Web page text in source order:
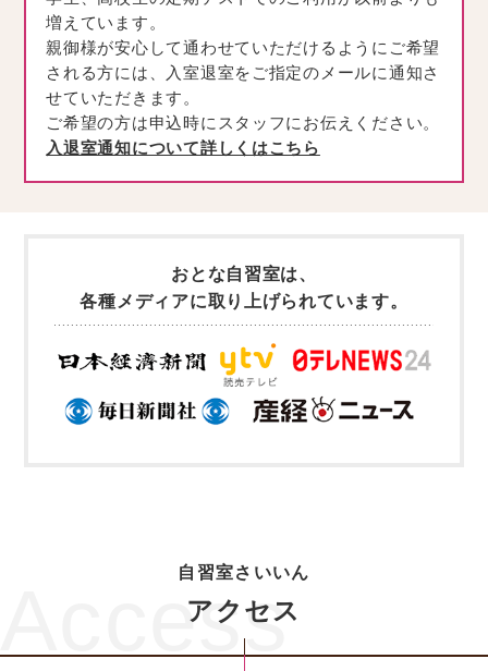
自習室さいいん
アクセス
Access